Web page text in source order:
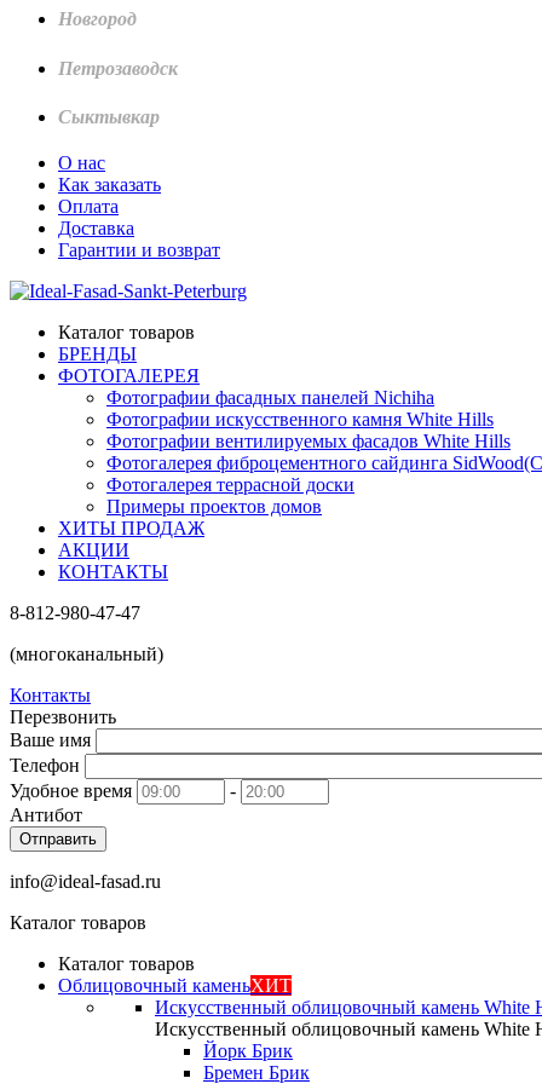
Новгород
Петрозаводск
Сыктывкар
О нас
Как заказать
Оплата
Доставка
Гарантии и возврат
Каталог товаров
БРЕНДЫ
ФОТОГАЛЕРЕЯ
Фотографии фасадных панелей Nichiha
Фотографии искусственного камня White Hills
Фотографии вентилируемых фасадов White Hills
Фотогалерея фиброцементного сайдинга
Фотогалерея террасной доски
Примеры проектов домов
ХИТЫ ПРОДАЖ
АКЦИИ
КОНТАКТЫ
8-812-980-47-47
(многоканальный)
Контакты
Перезвонить
Ваше имя
Телефон
Удобное время
-
Антибот
Отправить
info@ideal-fasad.ru
Каталог товаров
Каталог товаров
Облицовочный каменьХИТ
Искусственный облицовочный камень White
Искусственный облицовочный камень White
Йорк Брик
Бремен Брик